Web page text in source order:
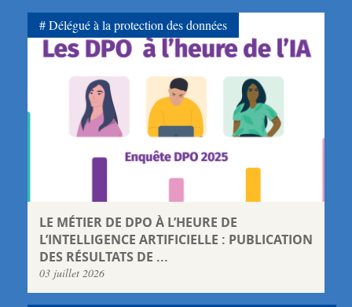
LE MÉTIER DE DPO À L’HEURE DE
L’INTELLIGENCE ARTIFICIELLE : PUBLICATION
DES RÉSULTATS DE ...
03 juillet 2026
Délégué à la protection des données